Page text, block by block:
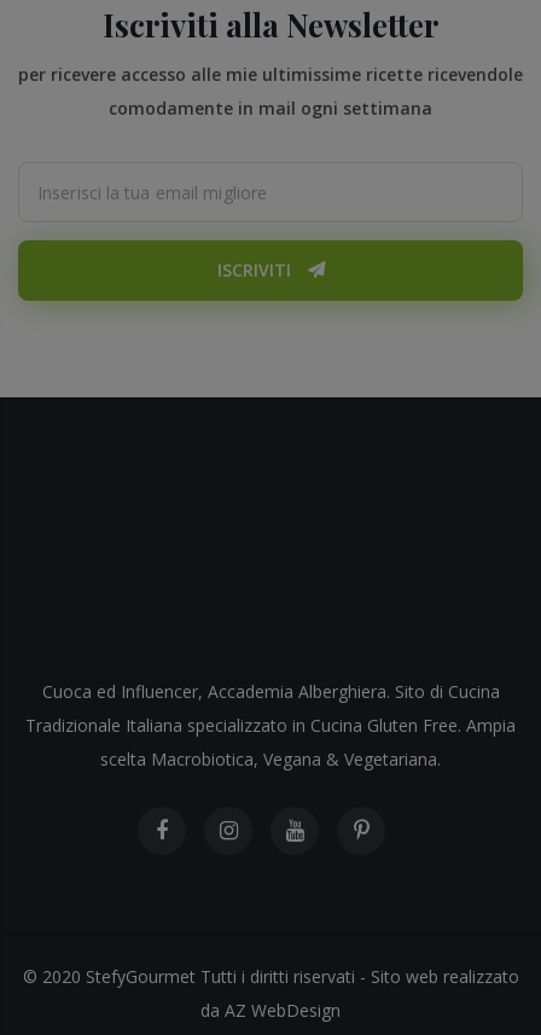
Iscriviti alla Newsletter
per ricevere accesso alle mie ultimissime ricette ricevendole
comodamente in mail ogni settimana
ISCRIVITI
Cuoca ed Influencer, Accademia Alberghiera. Sito di Cucina
Tradizionale Italiana specializzato in Cucina Gluten Free. Ampia
scelta Macrobiotica, Vegana & Vegetariana.
© 2020 StefyGourmet Tutti i diritti riservati - Sito web realizzato
da AZ WebDesign